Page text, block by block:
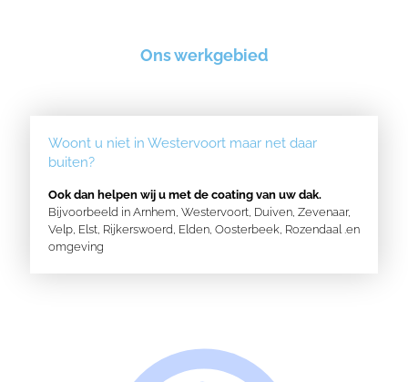
Ons werkgebied
Woont u niet in Westervoort maar net daar
buiten?
Ook dan helpen wij u met de coating van uw dak.
Bijvoorbeeld in Arnhem Westervoort Duiven Zevenaar,
Velp Elst Rijkerswoerd Elden Oosterbeek, Rozendaal .en
omgeving